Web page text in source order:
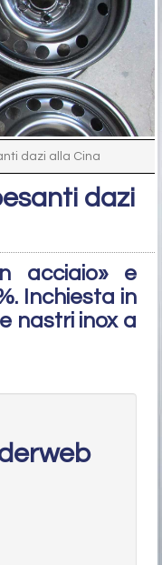
dazi alla Cina
dazi
acciaio» e
Inchiesta in
nastri inox a